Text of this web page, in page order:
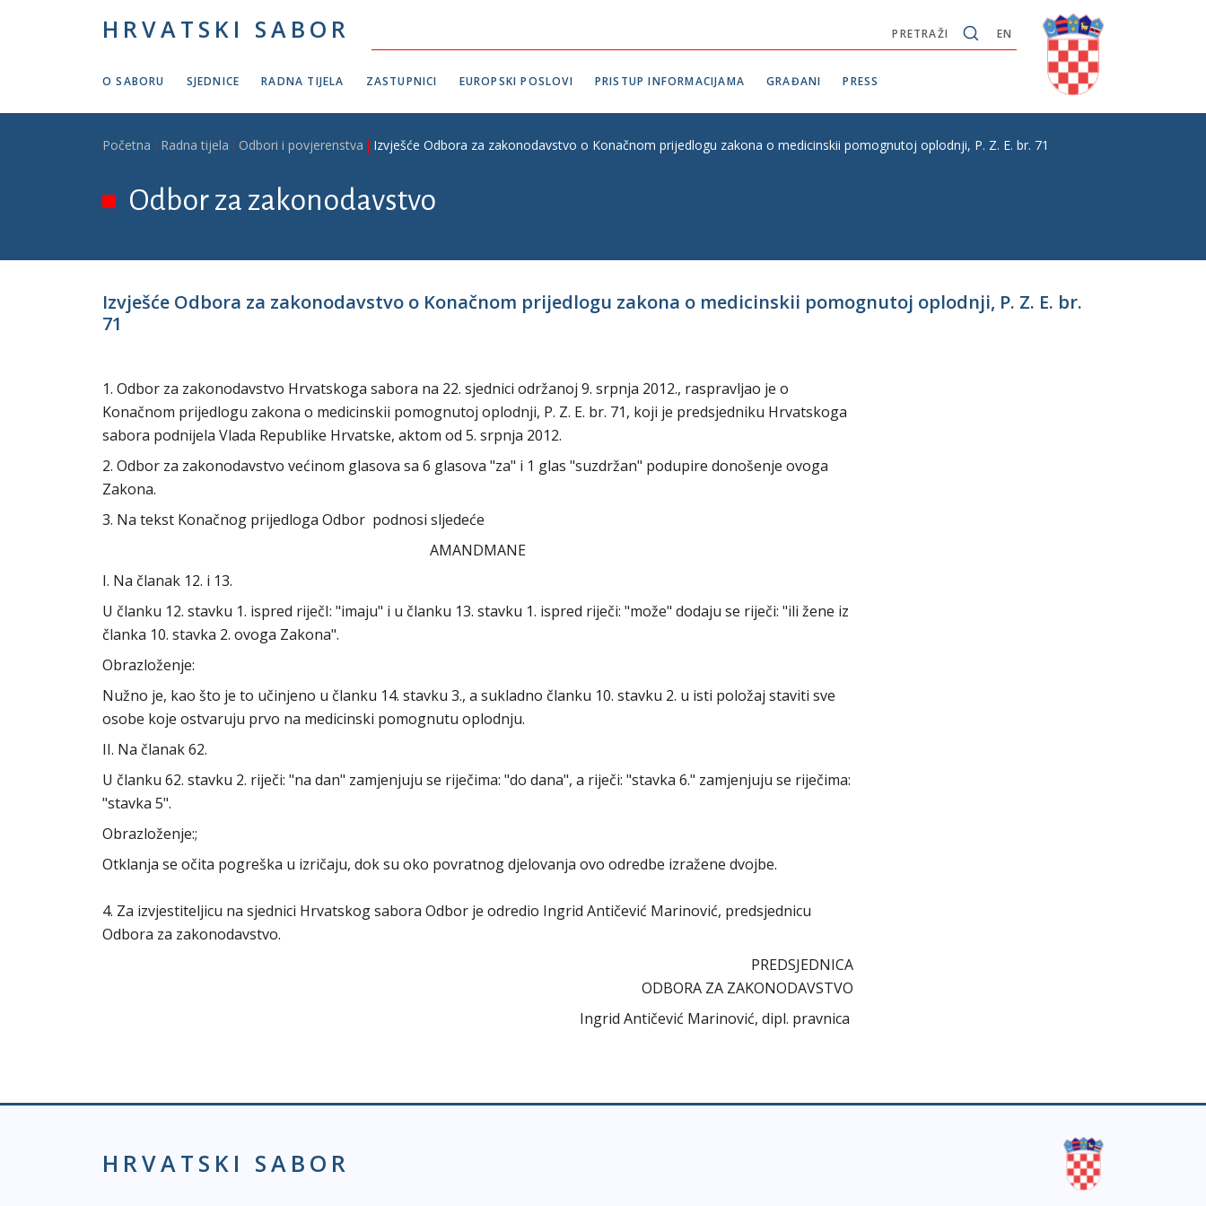
HRVATSKI SABOR EN
PRETRAŽI
O SABORU SJEDNICE RADNA TIJELA ZASTUPNICI EUROPSKI POSLOVI PRISTUP INFORMACIJAMA GRAĐANI PRESS
Breadcrumb
Početna Radna tijela Odbori i povjerenstva Izvješće Odbora za zakonodavstvo o Konačnom prijedlogu zakona o medicinskii pomognutoj oplodnji, P. Z. E. br. 71
Odbor za zakonodavstvo
Izvješće Odbora za zakonodavstvo o Konačnom prijedlogu zakona o medicinskii pomognutoj oplodnji, P. Z. E. br.
71
1. Odbor za zakonodavstvo Hrvatskoga sabora na 22. sjednici održanoj 9. srpnja 2012., raspravljao je o
Konačnom prijedlogu zakona o medicinskii pomognutoj oplodnji, P. Z. E. br. 71, koji je predsjedniku Hrvatskoga
sabora podnijela Vlada Republike Hrvatske, aktom od 5. srpnja 2012.
2. Odbor za zakonodavstvo većinom glasova sa 6 glasova "za" i 1 glas "suzdržan" podupire donošenje ovoga
Zakona.
3. Na tekst Konačnog prijedloga Odbor podnosi sljedeće
AMANDMANE
I. Na članak 12. i 13.
U članku 12. stavku 1. ispred riječI: "imaju" i u članku 13. stavku 1. ispred riječi: "može" dodaju se riječi: "ili žene iz
članka 10. stavka 2. ovoga Zakona".
Obrazloženje:
Nužno je, kao što je to učinjeno u članku 14. stavku 3., a sukladno članku 10. stavku 2. u isti položaj staviti sve
osobe koje ostvaruju prvo na medicinski pomognutu oplodnju.
II. Na članak 62.
U članku 62. stavku 2. riječi: "na dan" zamjenjuju se riječima: "do dana", a riječi: "stavka 6." zamjenjuju se riječima:
"stavka 5".
Obrazloženje:;
Otklanja se očita pogreška u izričaju, dok su oko povratnog djelovanja ovo odredbe izražene dvojbe.
4. Za izvjestiteljicu na sjednici Hrvatskog sabora Odbor je odredio Ingrid Antičević Marinović, predsjednicu
Odbora za zakonodavstvo.
PREDSJEDNICA
ODBORA ZA ZAKONODAVSTVO
Ingrid Antičević Marinović, dipl. pravnica
HRVATSKI SABOR